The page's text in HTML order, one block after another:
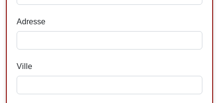
Adresse
Ville